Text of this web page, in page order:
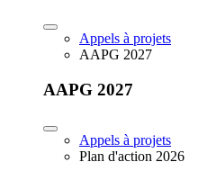
Appels à projets
AAPG 2027
AAPG 2027
Appels à projets
Plan d'action 2026